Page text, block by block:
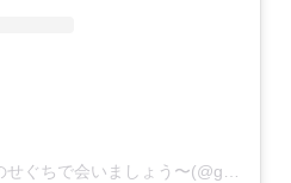
🌈五感マルシェ🌈〜川西のせぐちで会いましょう〜(@gokan.marche)がシェアした投稿